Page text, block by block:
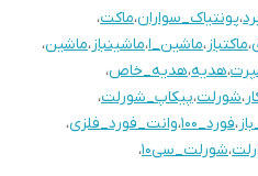
،پونتیاک_سواران،ماکت،
،ماکتباز،ماشین_ا،ماشینباز،ماشین،
،هدیه،هدیه_خاص،
،شورلت،پیکاپ_شورلت،
،فورد_۱۰۰ ،وانت_فورد_فلزی،
،شورلت_سی۱۰ ،